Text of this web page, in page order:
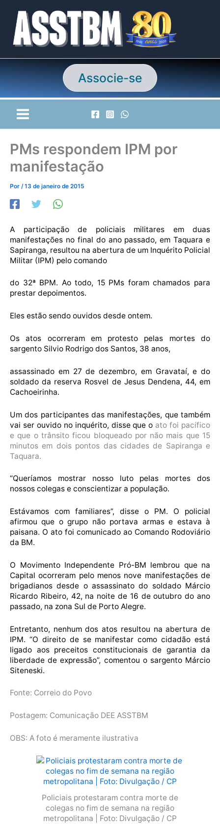
conteúdo
Associe-se
PMs respondem IPM por
manifestação
Por /13 de janeiro de 2015
A participação de policiais militares em duas
manifestações no final do ano passado, em Taquara e
Sapiranga, resultou na abertura de um Inquérito Policial
Militar (IPM) pelo comando
do 32ª BPM. Ao todo, 15 PMs foram chamados para
prestar depoimentos.
Eles estão sendo ouvidos desde ontem.
Os atos ocorreram em protesto pelas mortes do
sargento Silvio Rodrigo dos Santos, 38 anos,
assassinado em 27 de dezembro, em Gravataí, e do
soldado da reserva Rosvel de Jesus Dendena, 44, em
Cachoeirinha.
Um dos participantes das manifestações, que também
vai ser ouvido no inquérito, disse que o ato foi pacífico
e que o trânsito ficou bloqueado por não mais que 15
minutos em dois pontos das cidades de Sapiranga e
Taquara.
“Queríamos mostrar nosso luto pelas mortes dos
nossos colegas e conscientizar a população.
Estávamos com familiares”, disse o PM. O policial
afirmou que o grupo não portava armas e estava à
paisana. O ato foi comunicado ao Comando Rodoviário
da BM.
O Movimento Independente Pró-BM lembrou que na
Capital ocorreram pelo menos nove manifestações de
brigadianos desde o assassinato do soldado Márcio
Ricardo Ribeiro, 42, na noite de 16 de outubro do ano
passado, na zona Sul de Porto Alegre.
Entretanto, nenhum dos atos resultou na abertura de
IPM. “O direito de se manifestar como cidadão está
ligado aos preceitos constitucionais de garantia da
liberdade de expressão”, comentou o sargento Márcio
Siteneski.
Fonte: Correio do Povo
Postagem: Comunicação DEE ASSTBM
OBS: A foto é meramente ilustrativa
Policiais protestaram contra morte de
colegas no fim de semana na região
metropolitana | Foto: Divulgação / CP